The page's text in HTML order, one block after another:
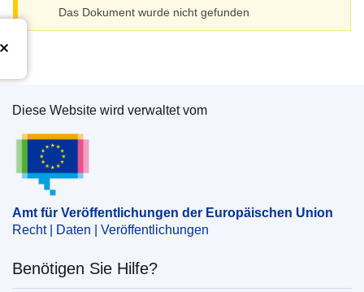
Das Dokument wurde nicht gefunden
Amt für Veröffentlichungen der Europäischen
Diese Website wird verwaltet vom
Amt für Veröffentlichungen der Europäischen Union
Recht | Daten | Veröffentlichungen
Benötigen Sie Hilfe?